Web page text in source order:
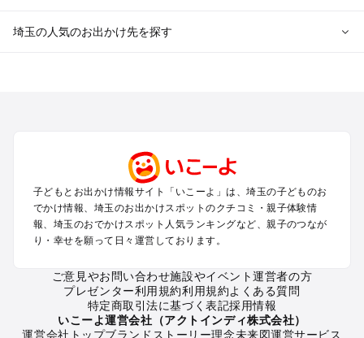
埼玉の人気のお出かけ先を探す
秩父・長瀞のプールお出かけ
川口・戸田・和光・朝霞のプールお出かけ
飯能・坂戸・東松山・日高のプールお出かけ
久喜・行田・加須・羽生のプールお出かけ
熊谷・太田・足利・古河のプールお出かけ
埼玉の定番お出かけスポット
埼玉の遊園地
子どもとお出かけ情報サイト「いこーよ」は、埼玉の子どものお
でかけ情報、埼玉のお出かけスポットのクチコミ・親子体験情
報、埼玉のおでかけスポット人気ランキングなど、親子のつなが
り・幸せを願って日々運営しております。
ご意見やお問い合わせ施設やイベント運営者の方
プレゼンター利用規約利用規約よくある質問
特定商取引法に基づく表記採用情報
いこーよ運営会社（アクトインディ株式会社）
運営会社トップブランドストーリー理念未来図運営サービス